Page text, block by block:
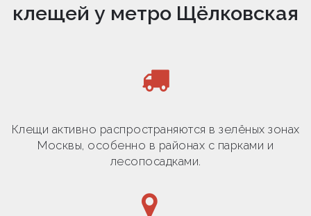
клещей у метро Щёлковская
Клещи активно распространяются в зелёных зонах
Москвы, особенно в районах с парками и
лесопосадками.